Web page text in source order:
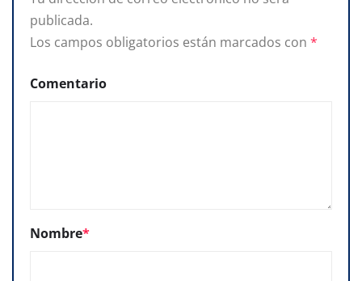
publicada.
Los campos obligatorios están marcados con *
Comentario
Nombre*